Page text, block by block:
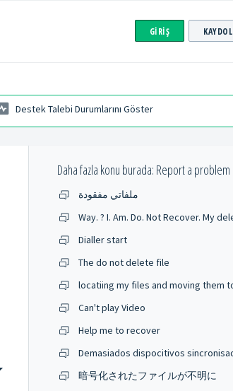
GIRIŞ KAYDOL
Destek Talebi Durumlarını Göster
Daha fazla konu burada: Report a problem
ملفاتي مفقودة
Dialler start
The do not delete file
Can't play Video
Help me to recover
暗号化されたファイルが不明に